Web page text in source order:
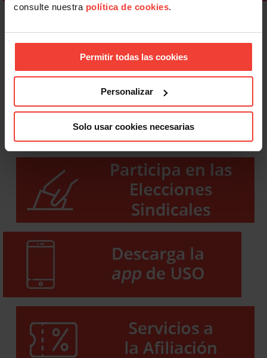
consulte nuestra política de cookies.
Permitir todas las cookies
Personalizar
Solo usar cookies necesarias